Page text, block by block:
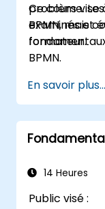
problème.
examinés et
formateur.
Ce cours
BPMN, mais
BPMN.
En savoir plus...
14 Heures
Public visé :